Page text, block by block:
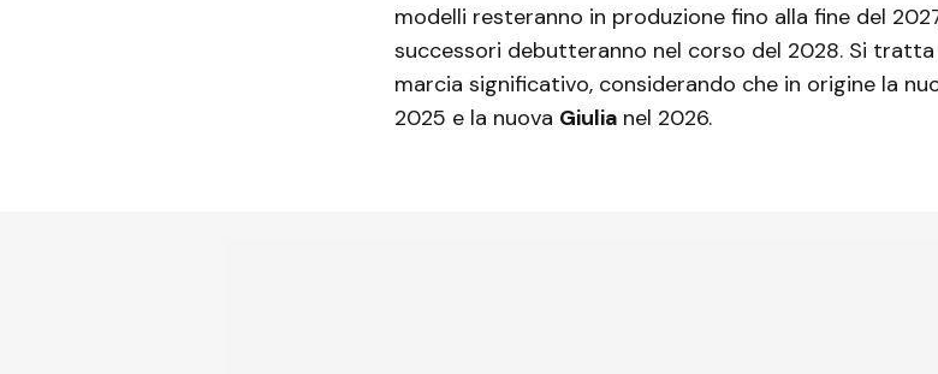
modelli resteranno in produzione fino alla fine del
successori debutteranno nel corso del 2028. Si
marcia significativo, considerando che in origine la
2025 e la nuova Giulia nel 2026.